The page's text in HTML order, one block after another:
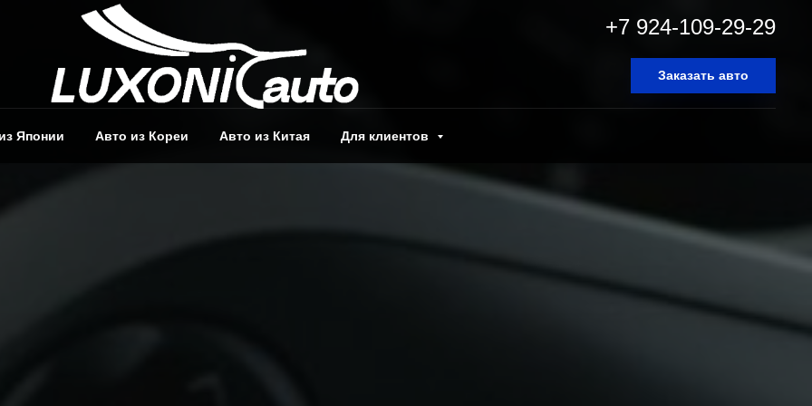
+7 924-109-29-29
Заказать авто
Японии Авто из Кореи Авто из Китая Для клиентов